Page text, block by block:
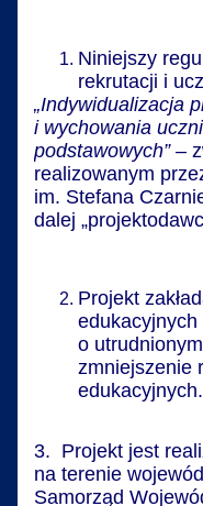
Niniejszy
rekrutacji i
„Indywidualizacja
i wychowania
podstawowych”–
realizowanym
im. Stefana
dalej
Projekt
o
zmniejszenie
edukacyjnych.
3. Projekt jest
na terenie
Samorząd